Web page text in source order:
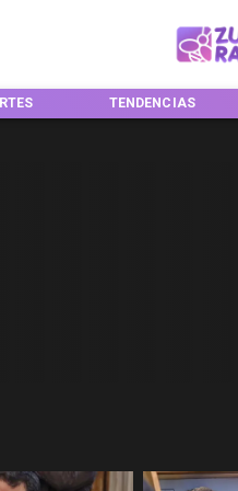
TENDENCIAS